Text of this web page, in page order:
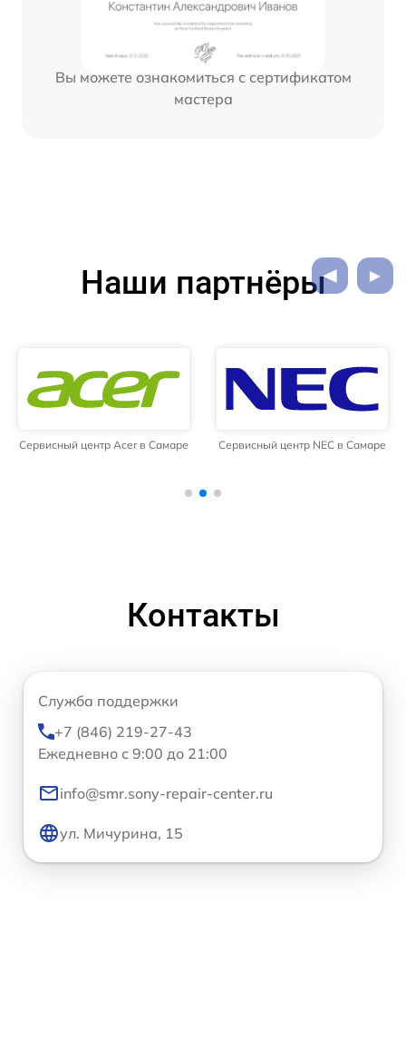
Вы можете ознакомиться с сертификатом
мастера
Наши партнёры
Сервисный центр Acer в Самаре Сервисный центр NEC в Самаре
Контакты
Служба поддержки
+7 (846) 219-27-43
Ежедневно с 9:00 до 21:00
info@smr.sony-repair-center.ru
ул. Мичурина, 15